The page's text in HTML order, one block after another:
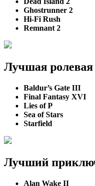
Ghostrunner 2
Hi-Fi Rush
Remnant 2
Лучшая ролевая
Baldur’s Gate III
Final Fantasy XVI
Lies of P
Sea of Stars
Starfield
Лучший
Alan Wake II